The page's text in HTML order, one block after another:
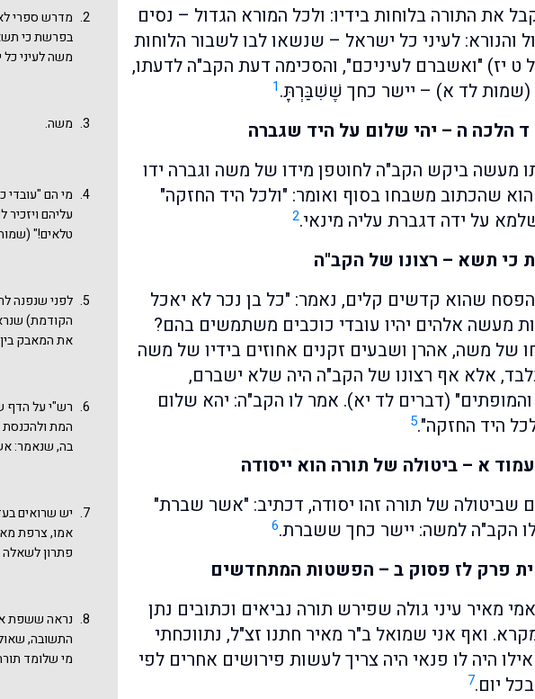
את התורה בלוחות בידיו: ולכל המורא הגדול – נסים
והנורא: לעיני כל ישראל – שנשאו לבו לשבור הלוחות
ט יז) "ואשברם לעיניכם", והסכימה דעת הקב"ה לדעתו,
לד א) – יישר כחך שֶׁשִׁבַּרְתָּ.1
הלכה ה – יהי שלום על היד שגברה
מעשה ביקש הקב"ה לחוטפן מידו של משה וגברה ידו
שהכתוב משבחו בסוף ואומר: "ולכל היד החזקה"
על ידה דגברת עליה מינאי.2
כי תשא – רצונו של הקב"ה
שהוא קדשים קלים, נאמר: "כל בן נכר לא יאכל
מעשה אלהים יהיו עובדי כוכבים משתמשים בהם?
של משה, אהרן ושבעים זקנים אחוזים בידיו של משה
בלבד, אלא אף רצונו של הקב"ה היה שלא ישברם,
(דברים לד יא). אמר לו הקב"ה: יהא שלום
היד החזקה".5
א – ביטולה של תורה הוא ייסודה
שביטולה של תורה זהו יסודה, דכתיב: "אשר שברת"
הקב"ה למשה: יישר כחך ששברת.6
פרק לז פסוק ב – הפשטות המתחדשים
מאיר עיני גולה שפירש תורה נביאים וכתובים נתן
ואף אני שמואל ב"ר מאיר חתנו זצ"ל, נתווכחתי
היה לו פנאי היה צריך לעשות פירושים אחרים לפי
יום.7
עבדיו ולכל
ומנין אף
הלוחות?
עשה משה
מדרש ספרי
בפרשת כי
משה לעיני כל
הגדול אשר
החזקה"
כמפרש
מעשי משה
שבירת
משה.
מי הם "עובדי
עליהם
טלאים!"
מחד גיסא,
להכריע לכאן
לפני שנפנה
הקודמת)
את המאבק
לטובת השבר
חלקי הפסוק,
עוד אילן
רש"י על הדף
המת ולהכנסת
בה, שנאמר:
במגילת
(יבמות עט,
יש צורך
יותר,
הדברים
שעה לבטל
או להציל
יש שרואים
פתרון לשאלה
בהבנת
ולכתוב
עושה. ראו
נראה ששפת
התשובה,
מי שלומד